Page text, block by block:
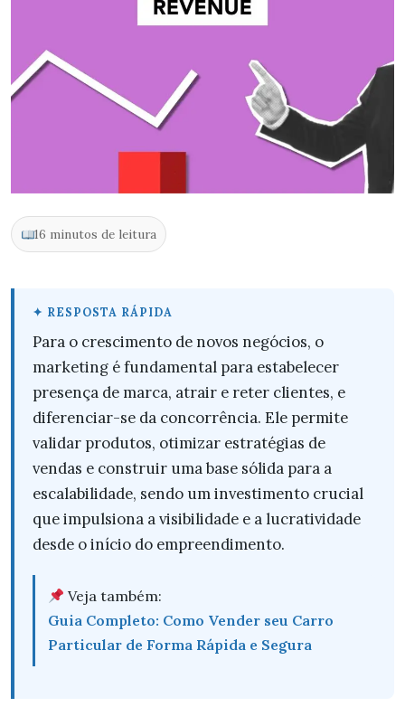
16 minutos de leitura
Para o crescimento de novos negócios, o
marketing é fundamental para estabelecer
presença de marca, atrair e reter clientes, e
diferenciar-se da concorrência. Ele permite
validar produtos, otimizar estratégias de
vendas e construir uma base sólida para a
escalabilidade, sendo um investimento crucial
que impulsiona a visibilidade e a lucratividade
desde o início do empreendimento.
Veja também:
Guia Completo: Como Vender seu Carro
Particular de Forma Rápida e Segura